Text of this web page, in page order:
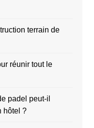
terrain de
réunir tout le
padel peut-il
hôtel ?